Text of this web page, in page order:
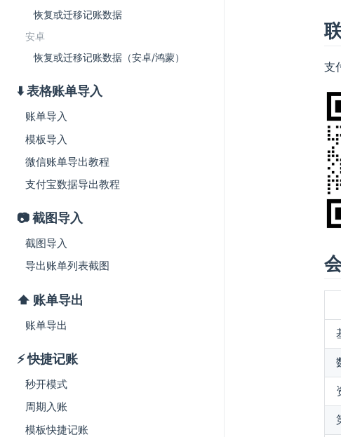
恢复或迁移记账数据
安卓
恢复或迁移记账数据（安卓/鸿蒙）
⬇️ 表格账单导入
账单导入
模板导入
微信账单导出教程
支付宝数据导出教程
📷 截图导入
截图导入
导出账单列表截图
⬆️ 账单导出
账单导出
⚡️ 快捷记账
秒开模式
周期入账
模板快捷记账
支